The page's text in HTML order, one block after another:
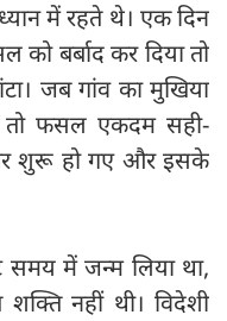
में रहते थे। एक दिन
बर्बाद कर दिया तो
जब गांव का मुखिया
फसल एकदम सही-
शुरू हो गए और इसके
में जन्म लिया था,
नहीं थी। विदेशी